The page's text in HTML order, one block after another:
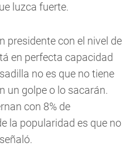
luzca fuerte.
presidente con el nivel de
en perfecta capacidad
no es que no tiene
un golpe o lo sacarán.
con 8% de
la popularidad es que no